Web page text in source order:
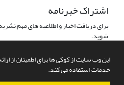
این وب سایت از کوکی ها برای اطمینان از
خدمات استفاده می کند.
اشتراک خبرنامه
برای دریافت اخبار و اطلاعیه های مهم
شوید.